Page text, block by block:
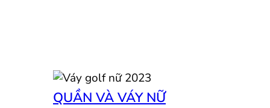
QUẦN VÀ VÁY NỮ